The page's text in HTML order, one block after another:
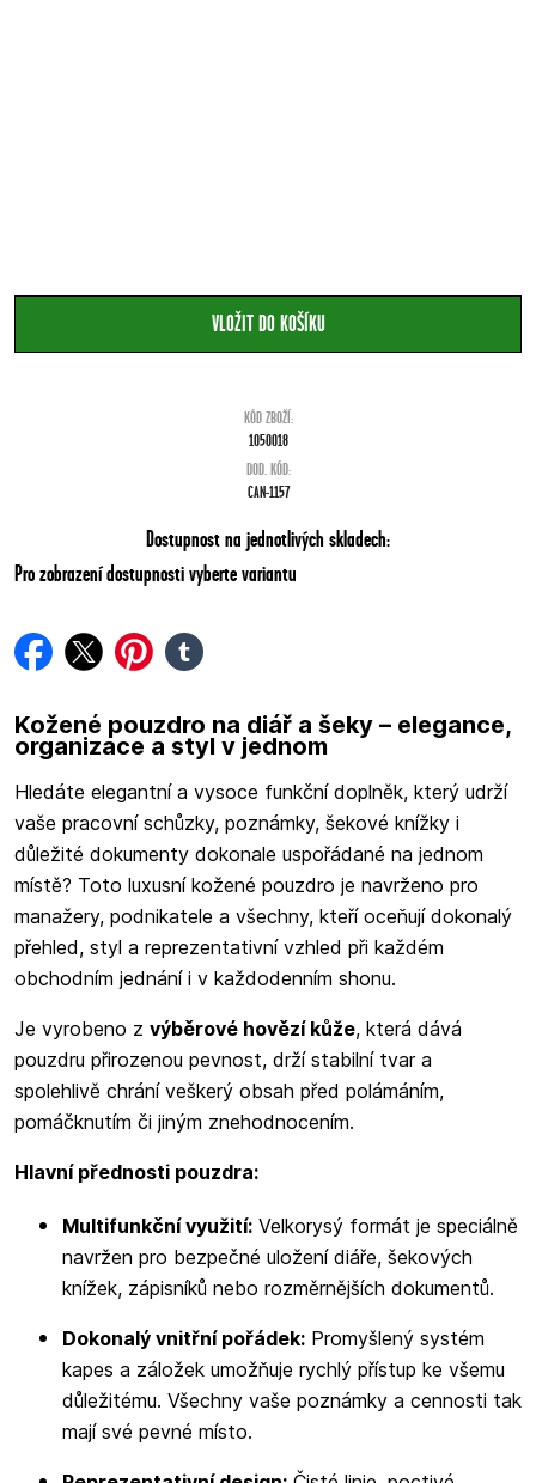
KÓD ZBOŽÍ:
1050018
DOD. KÓD:
CAN-1157
Dostupnost na jednotlivých skladech:
Pro zobrazení dostupnosti vyberte variantu
facebook
twitterpinterest
tumblr
Kožené pouzdro na diář a šeky – elegance,
organizace a styl v jednom
Hledáte elegantní a vysoce funkční doplněk, který udrží
vaše pracovní schůzky, poznámky, šekové knížky i
důležité dokumenty dokonale uspořádané na jednom
místě? Toto luxusní kožené pouzdro je navrženo pro
manažery, podnikatele a všechny, kteří oceňují dokonalý
přehled, styl a reprezentativní vzhled při každém
obchodním jednání i v každodenním shonu.
Je vyrobeno z výběrové hovězí kůže, která dává
pouzdru přirozenou pevnost, drží stabilní tvar a
spolehlivě chrání veškerý obsah před polámáním,
pomáčknutím či jiným znehodnocením.
Hlavní přednosti pouzdra:
Multifunkční využití: Velkorysý formát je speciálně
navržen pro bezpečné uložení diáře, šekových
knížek, zápisníků nebo rozměrnějších dokumentů.
Dokonalý vnitřní pořádek: Promyšlený systém
kapes a záložek umožňuje rychlý přístup ke všemu
důležitému. Všechny vaše poznámky a cennosti tak
mají své pevné místo.